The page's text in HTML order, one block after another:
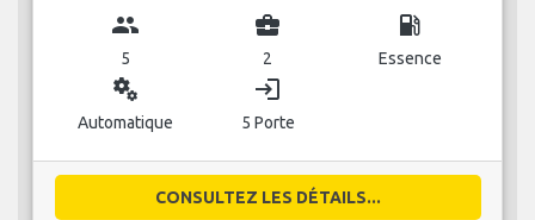
group
5
business_center
2
local_gas_station
Essence
miscellaneous_services
Automatique
login
5 Porte
CONSULTEZ LES DÉTAILS...